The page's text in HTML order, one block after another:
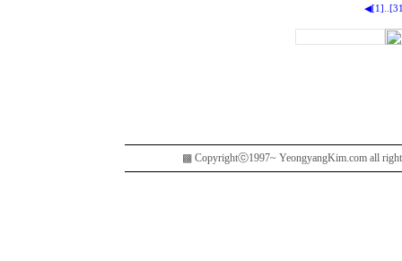
◀[1] ..
▩ Copyrightⓒ1997~ YeongyangKim.com all